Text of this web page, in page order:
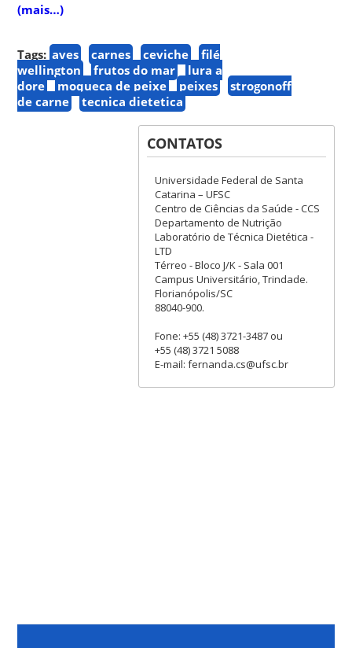
(mais…)
Tags: aves carnes ceviche
filé
wellington
frutos do mar
lura a
dore
moqueca de peixe peixes
strogonoff
de carne
tecnica dietetica
CONTATOS
Universidade Federal de Santa
Catarina – UFSC
Centro de Ciências da Saúde - CCS
Departamento de Nutrição
Laboratório de Técnica Dietética -
LTD
Térreo - Bloco J/K - Sala 001
Campus Universitário, Trindade.
Florianópolis/SC
88040-900.
Fone: +55 (48) 3721-3487 ou
+55 (48) 3721 5088
E-mail: fernanda.cs@ufsc.br